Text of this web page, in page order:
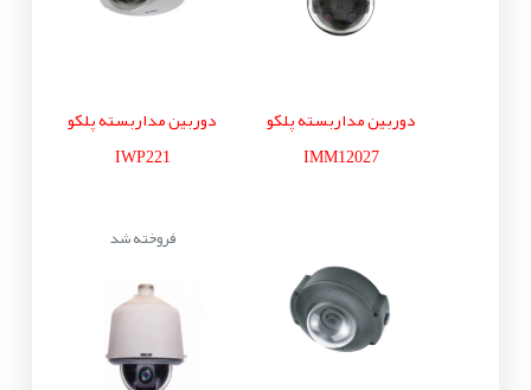
دوربین مداربسته پلکو
IMM12027
دوربین مداربسته پلکو
IWP221
فروخته شد